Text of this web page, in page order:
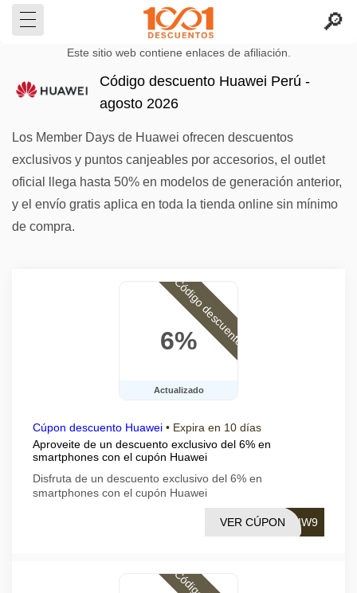
Este sitio web contiene enlaces de afiliación.
Código descuento Huawei Perú -
agosto 2026
Los Member Days de Huawei ofrecen descuentos
exclusivos y puntos canjeables por accesorios, el outlet
oficial llega hasta 50% en modelos de generación anterior,
y el envío gratis aplica en toda la tienda online sin mínimo
de compra.
6%
Actualizado
Código descuento
Cúpon descuento Huawei • Expira en 10 días
Aproveite de un descuento exclusivo del 6% en
smartphones con el cupón Huawei
Disfruta de un descuento exclusivo del 6% en
smartphones con el cupón Huawei
HIW9
VER CÚPON